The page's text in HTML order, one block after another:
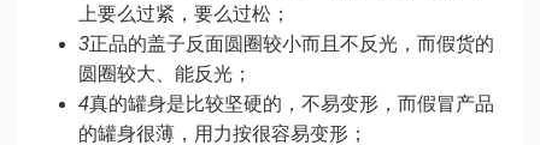
上要么过紧，要么过松；
3正品的盖子反面圆圈较小而且不反光，而假货的
圆圈较大、能反光；
4真的罐身是比较坚硬的，不易变形，而假冒产品
的罐身很薄，用力按很容易变形；